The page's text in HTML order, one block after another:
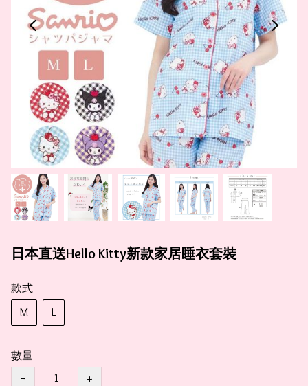
日本直送Hello Kitty新款家居睡衣套裝
款式
M
L
數量
−
+